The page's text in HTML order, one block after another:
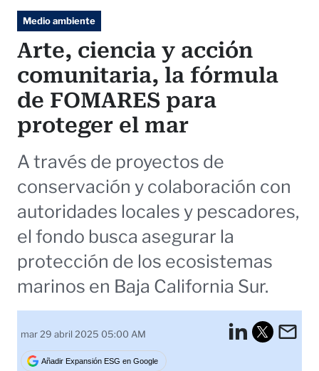
Medio ambiente
Arte, ciencia y acción
comunitaria, la fórmula
de FOMARES para
proteger el mar
A través de proyectos de
conservación y colaboración con
autoridades locales y pescadores,
el fondo busca asegurar la
protección de los ecosistemas
marinos en Baja California Sur.
mar 29 abril 2025 05:00 AM
Añadir Expansión ESG en Google